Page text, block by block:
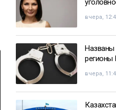
вчера,
Названы
регионы
вчера,